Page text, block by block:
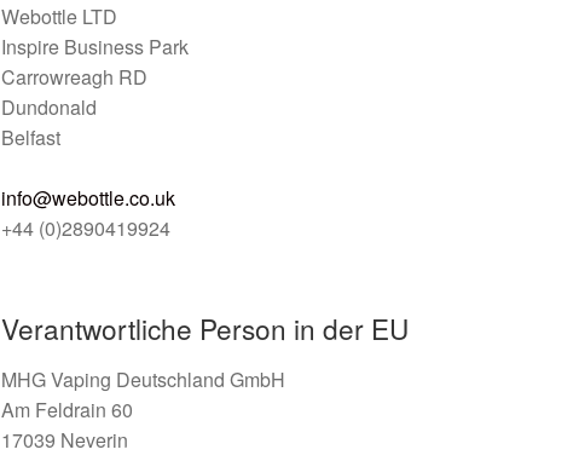
Webottle LTD
Inspire Business Park
Carrowreagh RD
Dundonald
Belfast
info@webottle.co.uk
+44 (0)2890419924
Verantwortliche Person in der EU
MHG Vaping Deutschland GmbH
Am Feldrain 60
17039 Neverin